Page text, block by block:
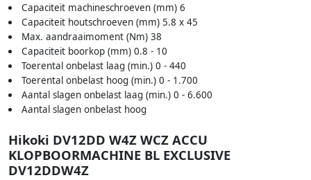
Capaciteit machineschroeven (mm) 6
Capaciteit houtschroeven (mm) 5.8 x 45
Max. aandraaimoment (Nm) 38
Capaciteit boorkop (mm) 0.8 - 10
Toerental onbelast laag (min.) 0 - 440
Toerental onbelast hoog (min.) 0 - 1.700
Aantal slagen onbelast laag (min.) 0 - 6.600
Aantal slagen onbelast hoog
Hikoki DV12DD W4Z WCZ ACCU
KLOPBOORMACHINE BL EXCLUSIVE
DV12DDW4Z